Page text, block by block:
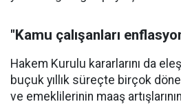
"Kamu çalışanları
Hakem Kurulu kararlarını da
buçuk yıllık süreçte birçok
ve emeklilerinin maaş